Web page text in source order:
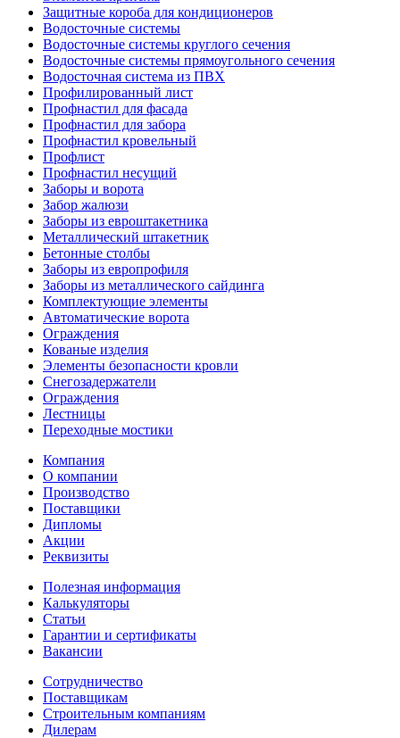
Защитные короба для кондиционеров
Водосточные системы
Водосточные системы круглого сечения
Водосточные системы прямоугольного сечения
Водосточная система из ПВХ
Профилированный лист
Профнастил для фасада
Профнастил для забора
Профнастил кровельный
Профлист
Профнастил несущий
Заборы и ворота
Забор жалюзи
Заборы из евроштакетника
Металлический штакетник
Бетонные столбы
Заборы из европрофиля
Заборы из металлического сайдинга
Комплектующие элементы
Автоматические ворота
Ограждения
Кованые изделия
Элементы безопасности кровли
Снегозадержатели
Ограждения
Лестницы
Переходные мостики
Компания
О компании
Производство
Поставщики
Дипломы
Акции
Реквизиты
Полезная информация
Калькуляторы
Статьи
Гарантии и сертификаты
Вакансии
Сотрудничество
Поставщикам
Строительным компаниям
Дилерам